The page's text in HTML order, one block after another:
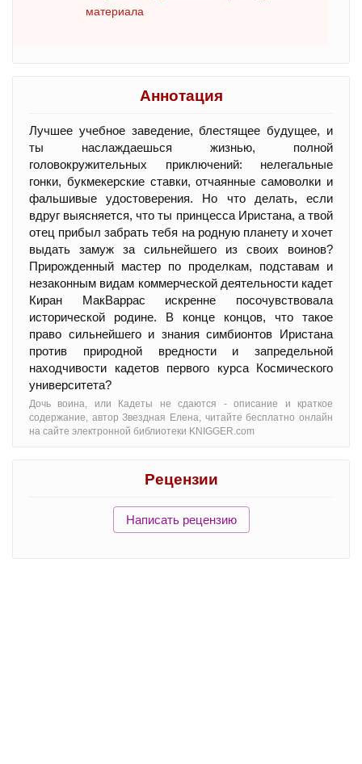
материала
Аннотация
Лучшее учебное заведение, блестящее будущее, и
ты наслаждаешься жизнью, полной
головокружительных приключений: нелегальные
гонки, букмекерские ставки, отчаянные самоволки и
фальшивые удостоверения. Но что делать, если
вдруг выясняется, что ты принцесса Иристана, а твой
отец прибыл забрать тебя на родную планету и хочет
выдать замуж за сильнейшего из своих воинов?
Прирожденный мастер по проделкам, подставам и
незаконным видам коммерческой деятельности кадет
Киран МакВаррас искренне посочувствовала
исторической родине. В конце концов, что такое
право сильнейшего и знания симбионтов Иристана
против природной вредности и запредельной
находчивости кадетов первого курса Космического
университета?
Дочь воина, или Кадеты не сдаются - oписание и краткое
содержание, автор Звездная Елена, читайте бесплатно онлайн
на сайте электронной библиотеки KNIGGER.com
Рецензии
Написать рецензию